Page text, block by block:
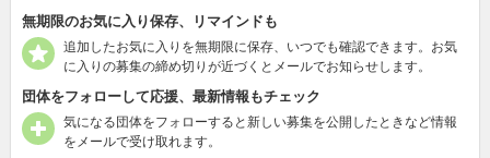
無期限のお気に入り保存、リマインドも
追加したお気に入りを無期限に保存、いつでも確認できます。お気
に入りの募集の締め切りが近づくとメールでお知らせします。
団体をフォローして応援、最新情報もチェック
気になる団体をフォローすると新しい募集を公開したときなど情報
をメールで受け取れます。